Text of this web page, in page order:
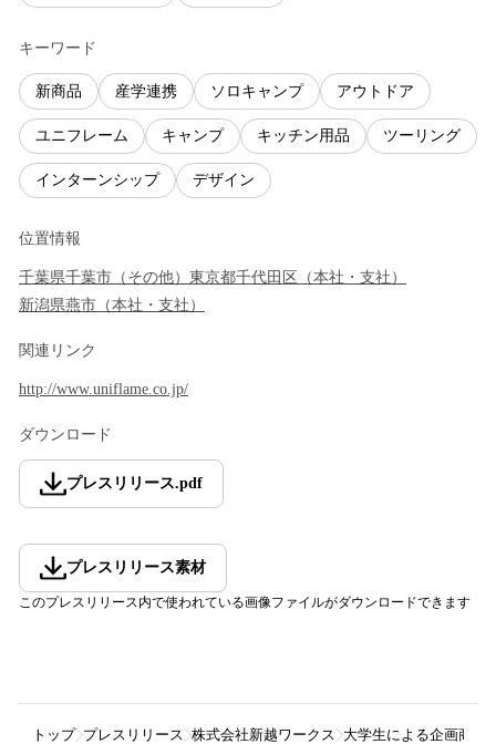
キーワード
新商品 産学連携 ソロキャンプ アウトドア
ユニフレーム キャンプ キッチン用品 ツーリング
インターンシップ デザイン
位置情報
千葉県千葉市 （ その他） 東京都千代田区 （本社・支社 ）
新潟県燕市 （本社・支社 ）
関連リンク
http://www.uniflame.co.jp/
ダウンロード
プレスリリース.pdf
プレスリリース素材
このプレスリリース内で使われている画像ファイルがダウンロードできます
トップ プレスリリース 株式会社新越ワークス 大学生による企画商品